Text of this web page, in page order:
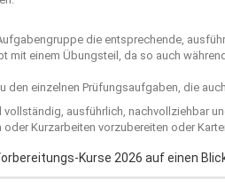
die entsprechende,
mit einem Übungsteil, da so auch
den einzelnen Prüfungsaufgaben, die
vollständig, ausführlich, nachvollziehbar
Kurzarbeiten vorzubereiten oder
Kurse 2026 auf einen